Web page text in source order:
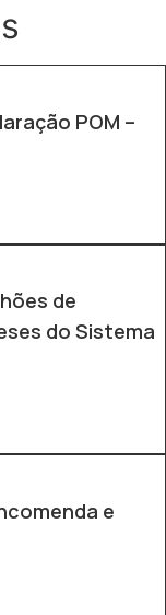
POM –
de
do Sistema
e